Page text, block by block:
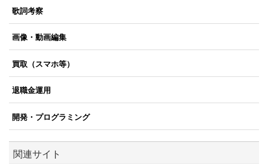
歌詞考察
画像・動画編集
買取（スマホ等）
退職金運用
開発・プログラミング
関連サイト